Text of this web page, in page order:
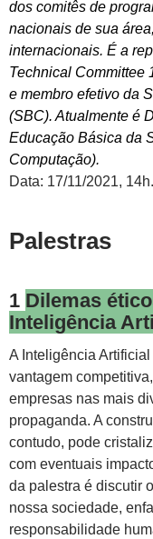
dos comitês de
nacionais de sua
internacionais. É a
Technical Committee
e membro efetivo da
(SBC). Atualmente é
Educação Básica da
Computação).
Data: 17/11/2021, 14h.
Palestras
1 Dilemas
Inteligência
A Inteligência
vantagem
empresas nas mais
propaganda. A
contudo, pode
com eventuais
da palestra é discutir
nossa sociedade,
responsabilidade